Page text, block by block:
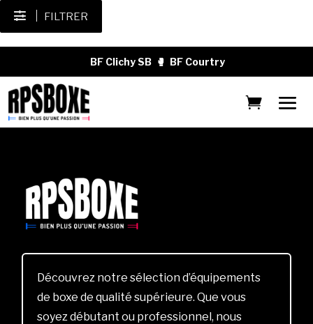
FILTRER
BF Clichy SB 🥊 BF Courtry
Découvrez notre sélection d’équipements
de boxe de qualité supérieure. Que vous
soyez débutant ou professionnel, nous